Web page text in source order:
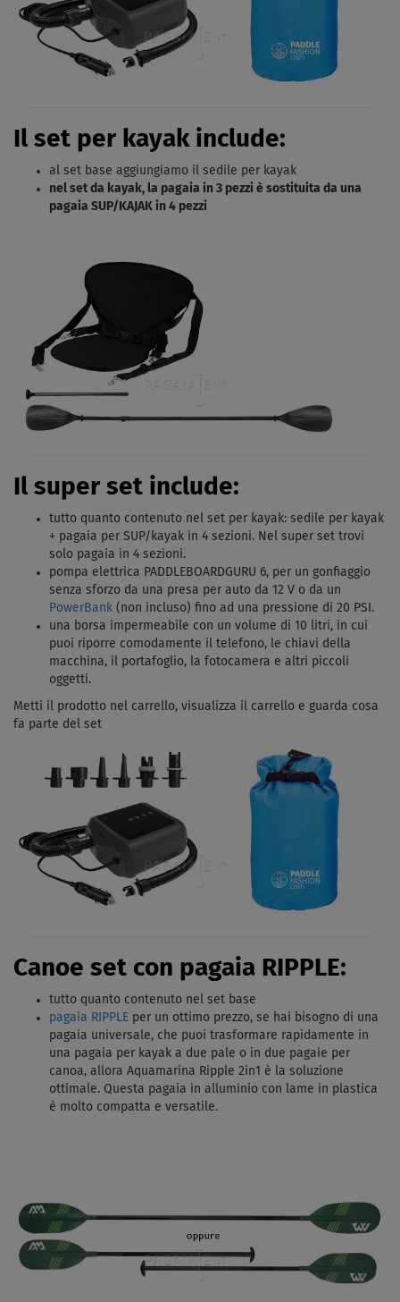
Il set per kayak include:
al set base aggiungiamo il sedile per kayak
nel set da kayak, la pagaia in 3 pezzi è sostituita da una
pagaia SUP/KAJAK in 4 pezzi
Il super set include:
tutto quanto contenuto nel set per kayak: sedile per kayak
+ pagaia per SUP/kayak in 4 sezioni. Nel super set trovi
solo pagaia in 4 sezioni.
pompa elettrica PADDLEBOARDGURU 6, per un gonfiaggio
senza sforzo da una presa per auto da 12 V o da un
PowerBank (non incluso) fino ad una pressione di 20 PSI.
una borsa impermeabile con un volume di 10 litri, in cui
puoi riporre comodamente il telefono, le chiavi della
macchina, il portafoglio, la fotocamera e altri piccoli
oggetti.
Metti il ​​prodotto nel carrello, visualizza il carrello e guarda cosa
fa parte del set
Canoe set con pagaia RIPPLE:
tutto quanto contenuto nel set base
pagaia RIPPLE per un ottimo prezzo, se hai bisogno di una
pagaia universale, che puoi trasformare rapidamente in
una pagaia per kayak a due pale o in due pagaie per
canoa, allora Aquamarina Ripple 2in1 è la soluzione
ottimale. Questa pagaia in alluminio con lame in plastica
è molto compatta e versatile.